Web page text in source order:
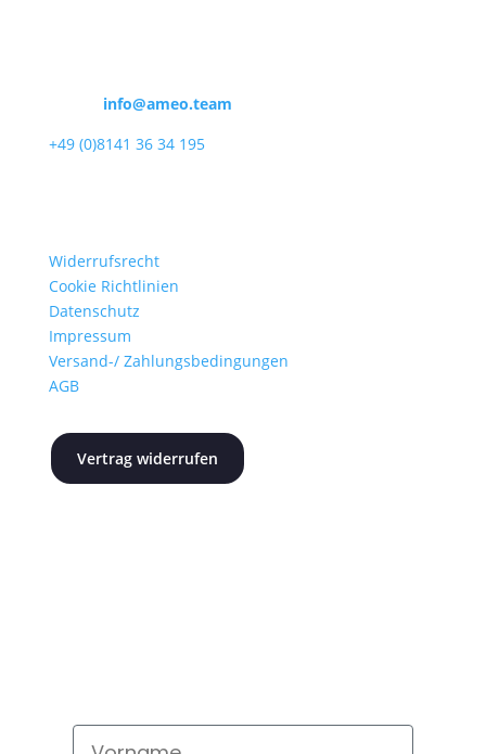
info@ameo.team
+49 (0)8141 36 34 195
Widerrufsrecht
Cookie Richtlinien
Datenschutz
Impressum
Versand-/ Zahlungsbedingungen
AGB
Vertrag widerrufen
Vorname